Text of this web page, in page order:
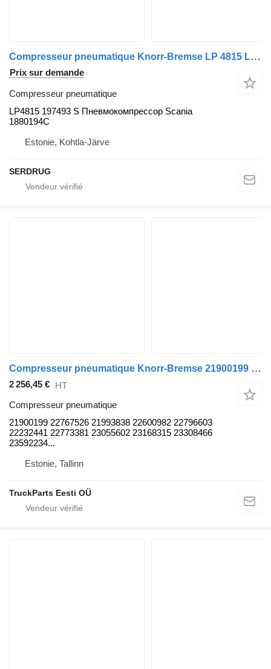
Compresseur pneumatique Knorr-Bremse LP 4815 LP4815 197493 S pour bus
Prix sur demande
Compresseur pneumatique
LP4815 197493 S Пневмокомпрессор Scania
1880194C
Estonie, Kohtla-Järve
SERDRUG
Compresseur pneumatique Knorr-Bremse 21900199 pour bus Volvo B5LH, B0E (2008-)
2 256,45 € HT
Compresseur pneumatique
21900199 22767526 21993838 22600982 22796603
22232441 22773381 23055602 23168315 23308466
23592234...
Estonie, Tallinn
TruckParts Eesti OÜ